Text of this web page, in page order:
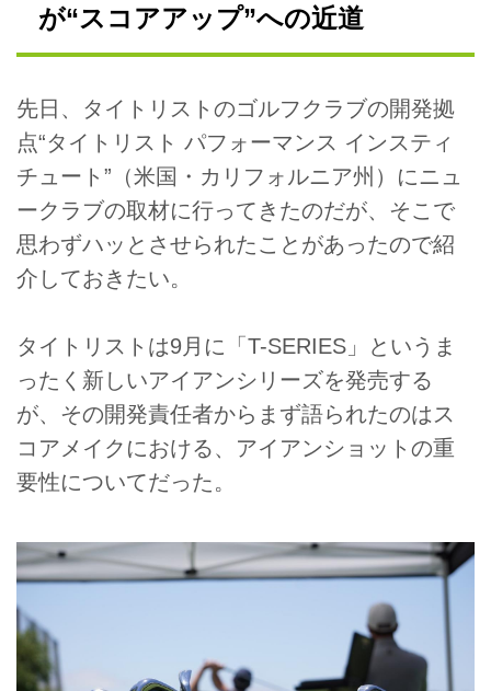
が“スコアアップ”への近道
先日、タイトリストのゴルフクラブの開発拠
点“タイトリスト パフォーマンス インスティ
チュート”（米国・カリフォルニア州）にニュ
ークラブの取材に行ってきたのだが、そこで
思わずハッとさせられたことがあったので紹
介しておきたい。
タイトリストは9月に「T-SERIES」というま
ったく新しいアイアンシリーズを発売する
が、その開発責任者からまず語られたのはス
コアメイクにおける、アイアンショットの重
要性についてだった。